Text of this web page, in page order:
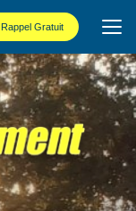
Rappel Gratuit